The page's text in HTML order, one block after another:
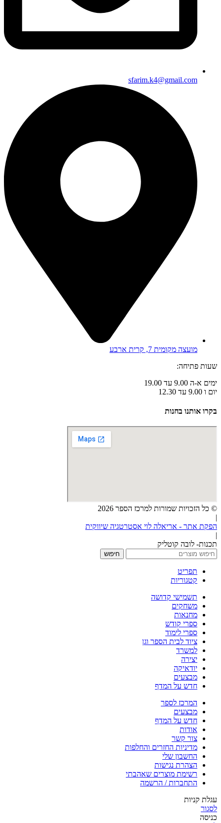
sfarim.k4@gmail.com
מועצה מקומית 7, קרית ארבע
שעות פתיחה:
ימים א-ה 9.00 עד 19.00
יום ו 9.00 עד 12.30
בקרו אותנו בחנות
© כל הזכויות שמורות למרכז הספר 2026
|
הפקת אתר - אריאלה לוי אסטרטגיה שיווקית
|
תכנות- לובה קוטליק
חיפוש
תפריט
קטגוריות
תשמישי קדושה
משחקים
מחנאות
ספרי קודש
ספרי לימוד
ציוד לבית הספר וגן
למשרד
יצירה
יודאיקה
מבצעים
חדש על המדף
המרכז לספר
מבצעים
חדש על המדף
אודות
צור קשר
מדיניות החזרים והחלפות
החשבון שלי
הצהרת נגישות
רשימת מוצרים שאהבתי
התחברות / הרשמה
עגלת קניות
לסגור
כניסה